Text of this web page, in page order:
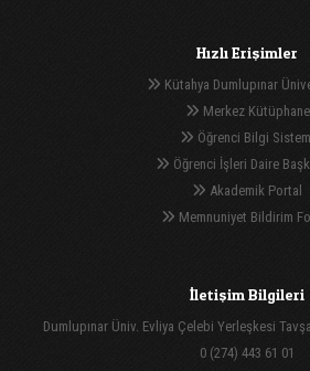
Hızlı Erişimler
Kütahya Dumlupınar
Merkez Kütüphane
Öğrenci Bilgi
Öğrenci İşleri Daire
Akademik Portal
Memnuniyet Bildirim
İletişim Bilgileri
Dumlupınar Üniv. Evliya Çelebi Yerleşkesi
0 (274) 443 61 01